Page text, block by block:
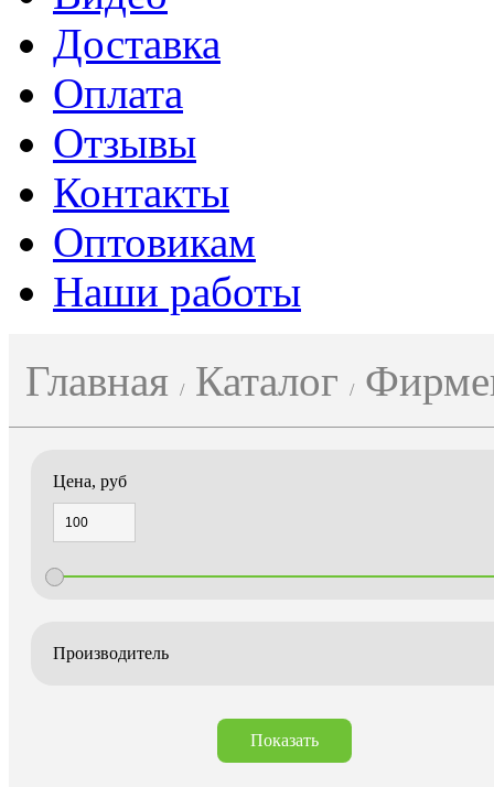
Доставка
Оплата
Отзывы
Контакты
Оптовикам
Наши работы
Главная Каталог
Цена, руб
Производитель
Показать